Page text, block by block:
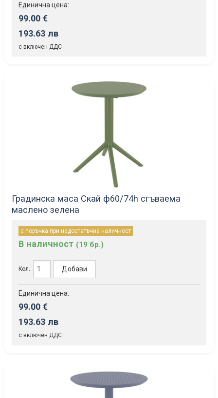
Единична цена:
99.00 €
193.63 лв
с включен ДДС
Градинска маса Скай ф60/74h сгъваема
маслено зелена
с поръчка при недостатъчна наличност
В наличност (19 бр.)
Кол.: Добави
Единична цена:
99.00 €
193.63 лв
с включен ДДС